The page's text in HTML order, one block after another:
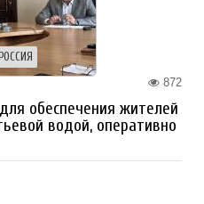
872
обеспечения жителей
водой, оперативно